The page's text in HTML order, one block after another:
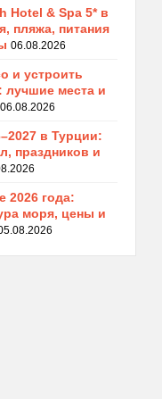
Hotel & Spa 5* в
пляжа, питания
06.08.2026
и устроить
лучшие места и
06.08.2026
в Турции:
праздников и
2026 года:
моря, цены и